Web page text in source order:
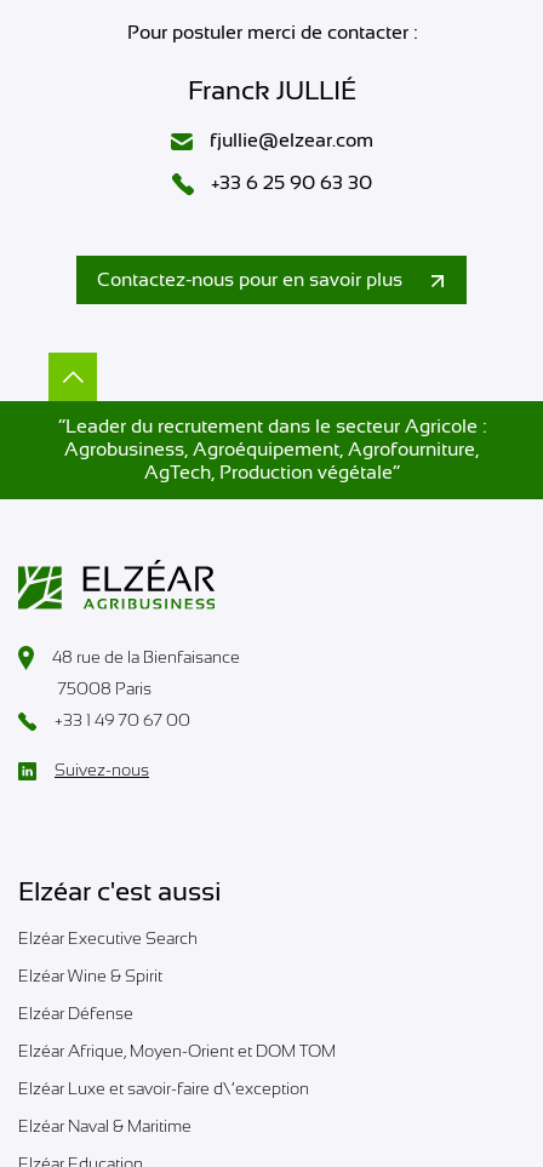
Pour postuler merci de contacter :
Franck JULLIÉ
fjullie@elzear.com
+33 6 25 90 63 30
Contactez-nous pour en savoir plus
”Leader du recrutement dans le secteur Agricole :
Agrobusiness, Agroéquipement, Agrofourniture,
AgTech, Production végétale”
48 rue de la Bienfaisance
75008 Paris
+33 1 49 70 67 00
Suivez-nous
Elzéar c'est aussi
Elzéar Executive Search
Elzéar Wine & Spirit
Elzéar Défense
Elzéar Afrique, Moyen-Orient et DOM TOM
Elzéar Luxe et savoir-faire d\’exception
Elzéar Naval & Maritime
Elzéar Education